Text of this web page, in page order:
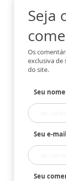
Seja
Os
exclusiva de
do site.
Seu nome
Seu e-mail
Seu